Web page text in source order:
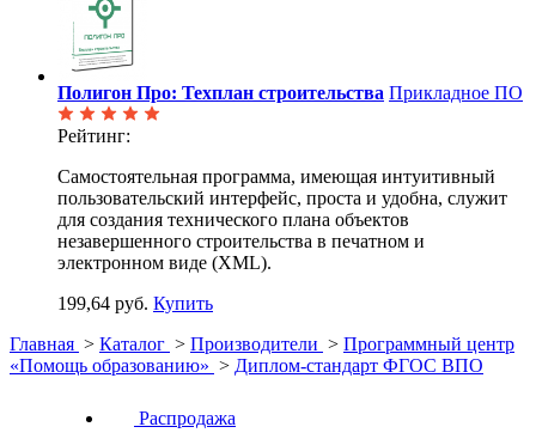
Полигон Про: Техплан строительства Прикладное ПО
Рейтинг:
Cамостоятельная программа, имеющая интуитивный
пользовательский интерфейс, проста и удобна, служит
для создания технического плана объектов
незавершенного строительства в печатном и
электронном виде (XML).
199,64 руб. Купить
Главная > Каталог > Производители > Программный центр
«Помощь образованию» > Диплом-стандарт ФГОС ВПО
Распродажа